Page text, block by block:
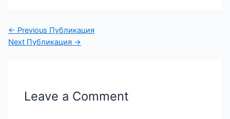
← Previous Публикация
Next Публикация →
Leave a Comment